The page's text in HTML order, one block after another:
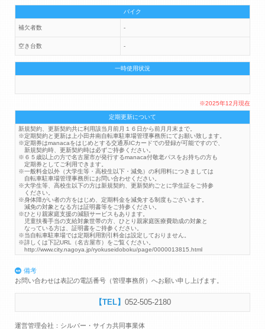
バイク
補欠者数 -
空き台数 -
一時使用状況
※2025年12月現在
定期更新について
新規契約、更新契約共に利用該当月前月１６日から前月月末まで。
※定期契約と更新は上小田井南自転車駐車場管理事務所にてお願い致します。
※定期券はmanacaをはじめとする交通系ICカードでの登録が可能ですので、
新規契約時、更新契約時は必ずご持参ください。
※６５歳以上の方で名古屋市が発行するmanaca付敬老パスをお持ちの方も
定期券としてご利用できます。
※一般料金以外（大学生等・高校生以下・減免）の利用料につきましては
自転車駐車場管理事務所にお問い合わせください。
※大学生等、高校生以下の方は新規契約、更新契約ごとに学生証をご持参
ください。
※身体障がい者の方をはじめ、定期料金を減免する制度もございます。
減免の対象となる方は証明書等をご持参ください。
※ひとり親家庭支援の減額サービスもあります。
児童扶養手当の支給対象世帯の方、ひとり親家庭医療費助成の対象と
なっている方は、証明書をご持参ください。
※当自転車駐車場では定期利用割引料金は設定しておりません。
※詳しくは下記URL（名古屋市）をご覧ください。
http://www.city.nagoya.jp/ryokuseidoboku/page/0000013815.html
備考
お問い合わせは表記の電話番号（管理事務所）へお願い申し上げます。
052-505-2180
運営管理会社：シルバー・サイカ共同事業体